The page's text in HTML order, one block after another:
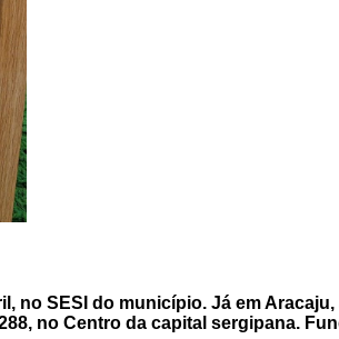
no SESI do município. Já em
no Centro da capital sergipana.